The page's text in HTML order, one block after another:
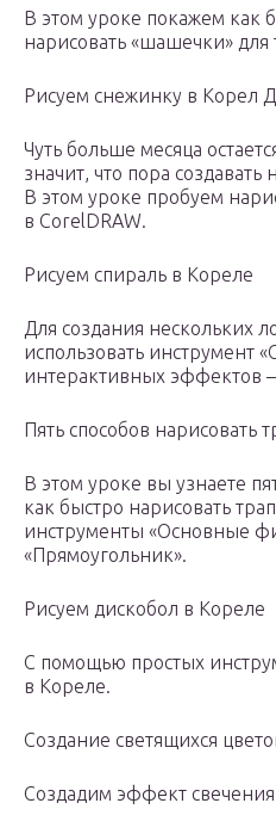
В этом уроке покажем как
нарисовать «шашечки» для
Рисуем снежинку в Корел
Чуть больше месяца
значит, что пора
В этом уроке пробуем
в CorelDRAW.
Рисуем спираль в Кореле
Для создания нескольких
использовать инструмент
интерактивных эффектов
Пять способов нарисовать
В этом уроке вы узнаете
как быстро нарисовать
инструменты «Основные
«Прямоугольник».
Рисуем дискобол в Кореле
С помощью простых
в Кореле.
Создание светящихся
Создадим эффект свечения